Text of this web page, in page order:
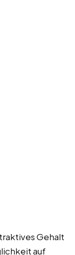
Gehalt
auf